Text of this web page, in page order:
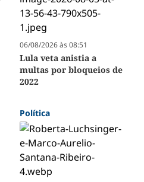
06/08/2026 às 08:51
Lula veta anistia a
multas por bloqueios de
2022
Política